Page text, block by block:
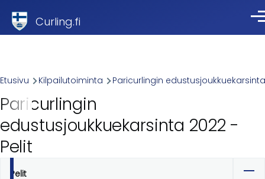
Curling.fi
Breadcrumb
Etusivu Kilpailutoiminta Paricurlingin edustusjoukkuekarsinta
Paricurlingin
edustusjoukkuekarsinta 2022 -
Pelit
Pelit